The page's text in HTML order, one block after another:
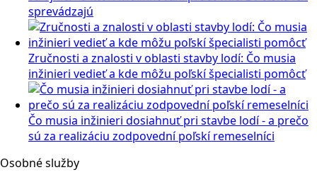
sprevádzajú
Zručnosti a znalosti v oblasti stavby lodí: Čo musia
inžinieri vedieť a kde môžu poľskí špecialisti pomôcť
Čo musia inžinieri dosiahnuť pri stavbe lodí - a prečo
sú za realizáciu zodpovední poľskí remeselníci
Osobné služby